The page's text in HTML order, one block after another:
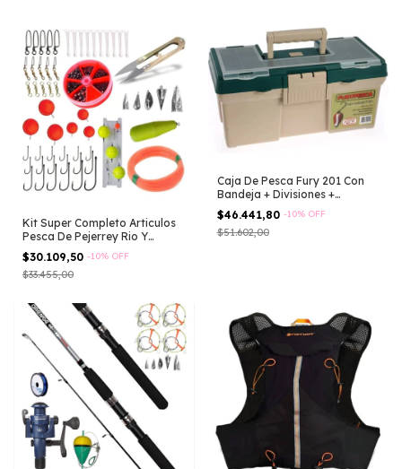
Kit Super Completo Articulos
Pesca De Pejerrey Rio Y
Laguna Tijerita Pomadas
Boyas Municion Partida
Anzuelos Tanza Multicolor
$30.109,50 -10% OFF
$33.455,00
Caja De Pesca Fury 201 Con
Bandeja + Divisiones +
Gavetero
$46.441,80 -10% OFF
$51.602,00